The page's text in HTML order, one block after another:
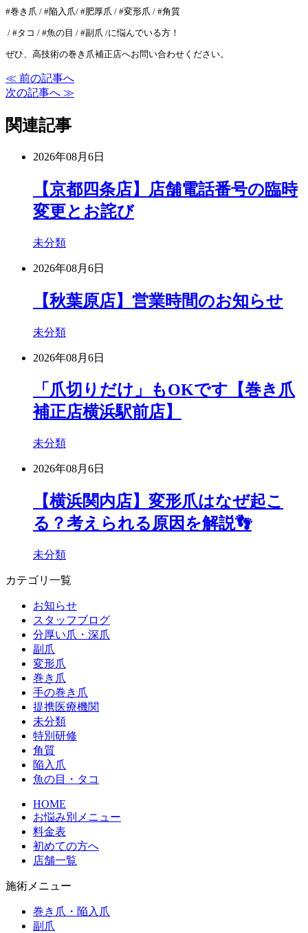
#巻き爪 / #陥入爪/ #肥厚爪 / #変形爪 / #角質
/ #タコ / #魚の目 / #副爪 /に悩んでいる方！
ぜひ、高技術の巻き爪補正店へお問い合わせください。
≪ 前の記事へ
次の記事へ ≫
関連記事
2026年08月6日
【京都四条店】店舗電話番号の臨時
変更とお詫び
未分類
2026年08月6日
【秋葉原店】営業時間のお知らせ
未分類
2026年08月6日
「爪切りだけ」もOKです【巻き爪
補正店横浜駅前店】
未分類
2026年08月6日
【横浜関内店】変形爪はなぜ起こ
る？考えられる原因を解説👣
未分類
カテゴリ一覧
お知らせ
スタッフブログ
分厚い爪・深爪
副爪
変形爪
巻き爪
手の巻き爪
提携医療機関
未分類
特別研修
角質
陥入爪
魚の目・タコ
HOME
お悩み別メニュー
料金表
初めての方へ
店舗一覧
施術メニュー
巻き爪・陥入爪
副爪